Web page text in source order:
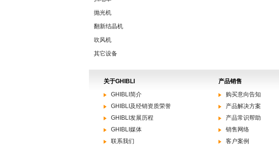
抛光机
翻新结晶机
吹风机
其它设备
关于GHIBLI
GHIBLI简介
GHIBLI及经销资质荣誉
GHIBLI发展历程
GHIBLI媒体
联系我们
产品销售
购买意向告知
产品解决方案
产品常识帮助
销售网络
客户案例